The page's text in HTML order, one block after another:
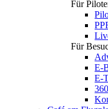
Für
Für
E-
E-